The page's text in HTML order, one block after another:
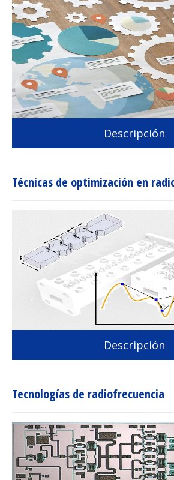
Descripción
Técnicas de optimización en
Descripción
Tecnologías de radiofrecuencia